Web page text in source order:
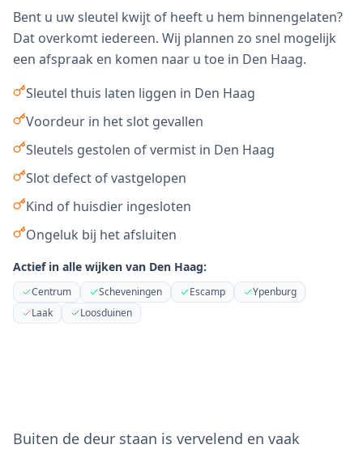
Bent u uw sleutel kwijt of heeft u hem binnengelaten?
Dat overkomt iedereen. Wij plannen zo snel mogelijk
een afspraak en komen naar u toe in Den Haag.
Sleutel thuis laten liggen in Den Haag
Voordeur in het slot gevallen
Sleutels gestolen of vermist in Den Haag
Slot defect of vastgelopen
Kind of huisdier ingesloten
Ongeluk bij het afsluiten
Actief in alle wijken van Den Haag:
Centrum Scheveningen Escamp
Ypenburg
Laak
Loosduinen
Buiten de deur staan is vervelend en vaak